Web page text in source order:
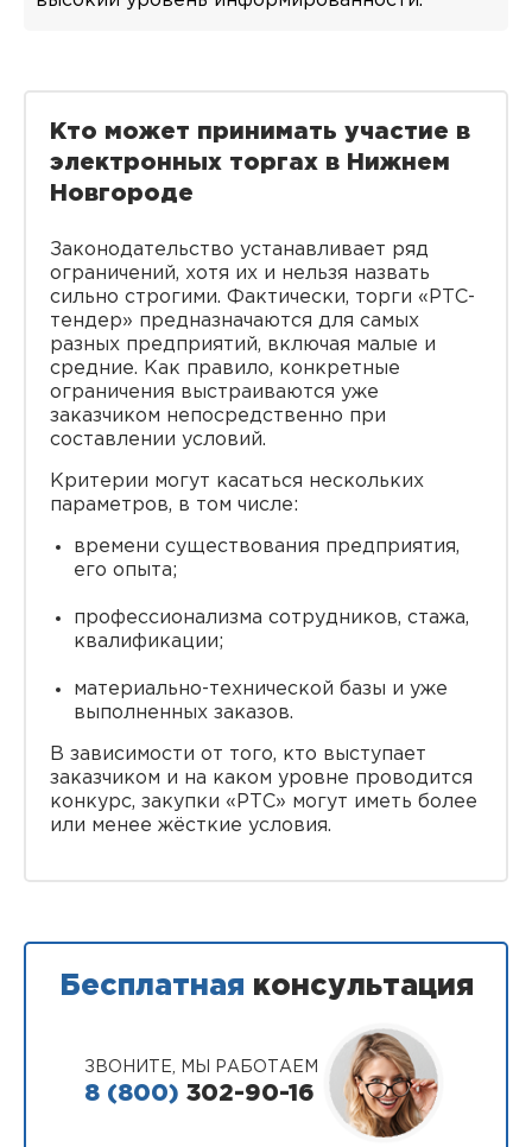
Кто может принимать участие в
электронных торгах в Нижнем
Новгороде
Законодательство устанавливает ряд
ограничений, хотя их и нельзя назвать
сильно строгими. Фактически, торги «РТС-
тендер» предназначаются для самых
разных предприятий, включая малые и
средние. Как правило, конкретные
ограничения выстраиваются уже
заказчиком непосредственно при
составлении условий.
Критерии могут касаться нескольких
параметров, в том числе:
времени существования предприятия,
его опыта;
профессионализма сотрудников, стажа,
квалификации;
материально-технической базы и уже
выполненных заказов.
В зависимости от того, кто выступает
заказчиком и на каком уровне проводится
конкурс, закупки «РТС» могут иметь более
или менее жёсткие условия.
Бесплатная консультация
ЗВОНИТЕ, МЫ РАБОТАЕМ
8 (800) 302-90-16